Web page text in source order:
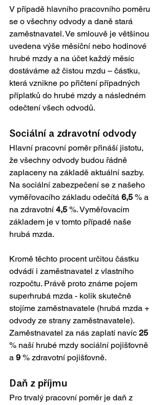
V případě hlavního pracovního poměru
se o všechny odvody a daně stará
zaměstnavatel. Ve smlouvě je většinou
uvedena výše měsíční nebo hodinové
hrubé mzdy a na účet každý měsíc
dostáváme až čistou mzdu – částku,
která vznikne po přičtení případných
příplatků do hrubé mzdy a následném
odečtení všech odvodů.
Sociální a zdravotní odvody
Hlavní pracovní poměr přináší jistotu,
že všechny odvody budou řádně
zaplaceny na základě aktuální sazby.
Na sociální zabezpečení se z našeho
vyměřovacího základu odečítá 6,5 % a
na zdravotní 4,5 %. Vyměřovacím
základem je v tomto případě naše
hrubá mzda.
Kromě těchto procent určitou částku
odvádí i zaměstnavatel z vlastního
rozpočtu. Právě proto známe pojem
superhrubá mzda - kolik skutečně
stojíme zaměstnavatele (hrubá mzda +
odvody ze strany zaměstnavatele).
Zaměstnavatel za nás zaplatí navíc 25
% naší hrubé mzdy sociální pojišťovně
a 9 % zdravotní pojišťovně.
Daň z příjmu
Pro trvalý pracovní poměr je daň z